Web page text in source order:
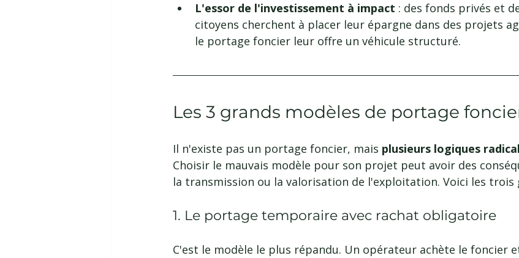
L'essor de l'investissement à impact : des fonds privés et
citoyens cherchent à placer leur épargne dans des projets
le portage foncier leur offre un véhicule structuré.
Les 3 grands modèles de portage
Il n'existe pas un portage foncier, mais plusieurs logiques
Choisir le mauvais modèle pour son projet peut avoir des
la transmission ou la valorisation de l'exploitation. Voici les trois
1. Le portage temporaire avec rachat obligatoire
C'est le modèle le plus répandu. Un opérateur achète le foncier